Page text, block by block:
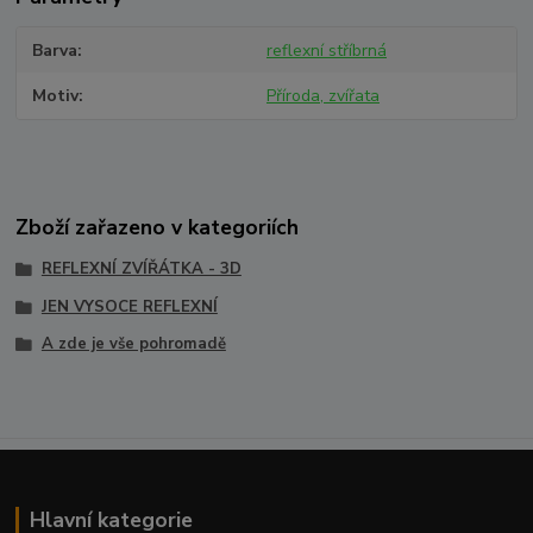
Barva reflexní stříbrná
Motiv Příroda, zvířata
Zboží zařazeno v kategoriích
REFLEXNÍ ZVÍŘÁTKA - 3D
JEN VYSOCE REFLEXNÍ
A zde je vše pohromadě
Hlavní kategorie